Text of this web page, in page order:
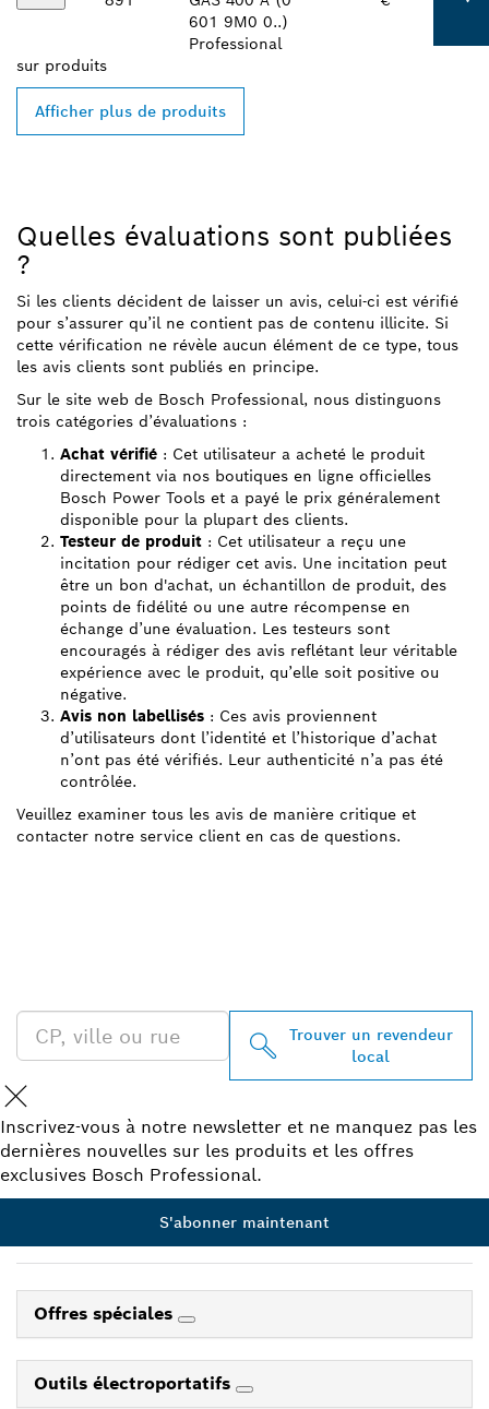
601 9M0 0..)
Professional
sur produits
Afficher plus de produits
Quelles évaluations sont publiées
?
Si les clients décident de laisser un avis, celui-ci est vérifié
pour s’assurer qu’il ne contient pas de contenu illicite. Si
cette vérification ne révèle aucun élément de ce type, tous
les avis clients sont publiés en principe.
Sur le site web de Bosch Professional, nous distinguons
trois catégories d’évaluations :
Achat vérifié : Cet utilisateur a acheté le produit
directement via nos boutiques en ligne officielles
Bosch Power Tools et a payé le prix généralement
disponible pour la plupart des clients.
Testeur de produit : Cet utilisateur a reçu une
incitation pour rédiger cet avis. Une incitation peut
être un bon d'achat, un échantillon de produit, des
points de fidélité ou une autre récompense en
échange d’une évaluation. Les testeurs sont
encouragés à rédiger des avis reflétant leur véritable
expérience avec le produit, qu’elle soit positive ou
négative.
Avis non labellisés : Ces avis proviennent
d’utilisateurs dont l’identité et l’historique d’achat
n’ont pas été vérifiés. Leur authenticité n’a pas été
contrôlée.
Veuillez examiner tous les avis de manière critique et
contacter notre service client en cas de questions.
Trouver un revendeur
local
Inscrivez-vous à notre newsletter et ne manquez pas les
dernières nouvelles sur les produits et les offres
exclusives Bosch Professional.
S'abonner maintenant
Offres spéciales
Outils électroportatifs